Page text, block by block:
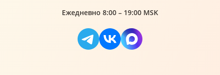
Ежедневно 8:00 – 19:00 MSK